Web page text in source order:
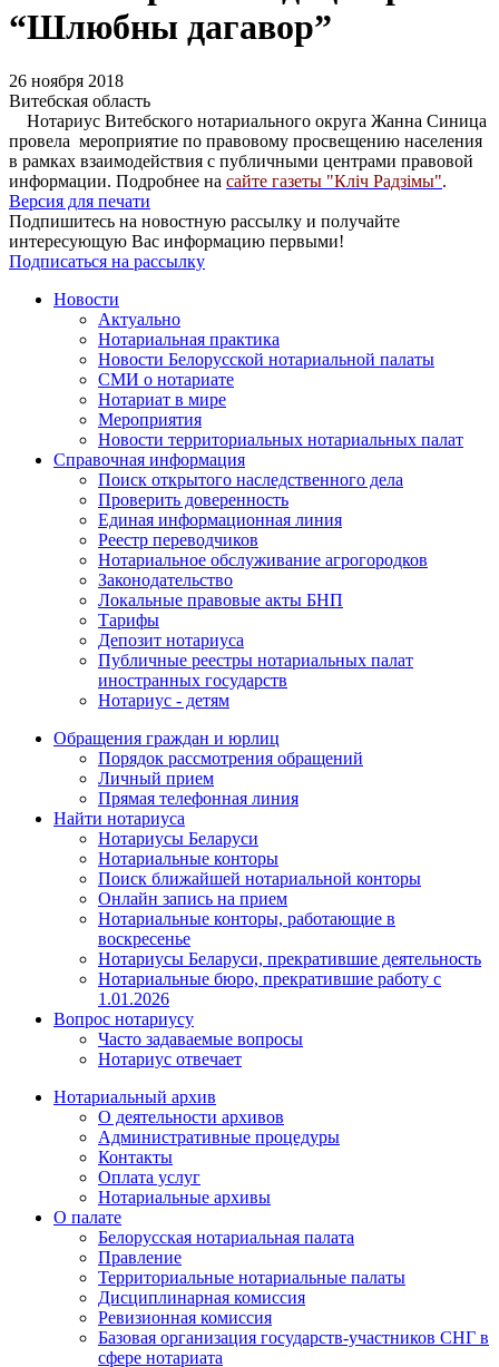
“Шлюбны дагавор”
26 ноября 2018
Витебская область
Нотариус Витебского нотариального округа Жанна Синица
провела мероприятие по правовому просвещению населения
в рамках взаимодействия с публичными центрами правовой
информации. Подробнее на сайте газеты "Кліч Радзімы".
Версия для печати
Подпишитесь на новостную рассылку и получайте
интересующую Вас информацию первыми!
Подписаться на рассылку
Новости
Актуально
Нотариальная практика
Новости Белорусской нотариальной палаты
СМИ о нотариате
Нотариат в мире
Мероприятия
Новости территориальных нотариальных палат
Справочная информация
Поиск открытого наследственного дела
Проверить доверенность
Единая информационная линия
Реестр переводчиков
Нотариальное обслуживание агрогородков
Законодательство
Локальные правовые акты БНП
Тарифы
Депозит нотариуса
Публичные реестры нотариальных палат
иностранных государств
Нотариус - детям
Обращения граждан и юрлиц
Порядок рассмотрения обращений
Личный прием
Прямая телефонная линия
Найти нотариуса
Нотариусы Беларуси
Нотариальные конторы
Поиск ближайшей нотариальной конторы
Онлайн запись на прием
Нотариальные конторы, работающие в
воскресенье
Нотариусы Беларуси, прекратившие деятельность
Нотариальные бюро, прекратившие работу с
1.01.2026
Вопрос нотариусу
Часто задаваемые вопросы
Нотариус отвечает
Нотариальный архив
О деятельности архивов
Административные процедуры
Контакты
Оплата услуг
Нотариальные архивы
О палате
Белорусская нотариальная палата
Правление
Территориальные нотариальные палаты
Дисциплинарная комиссия
Ревизионная комиссия
Базовая организация государств-участников СНГ в
сфере нотариата